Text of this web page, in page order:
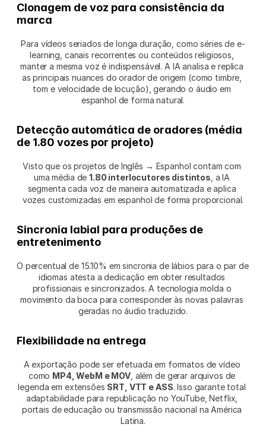
Clonagem de voz para consistência da
marca
Para vídeos seriados de longa duração, como séries de e-
learning, canais recorrentes ou conteúdos religiosos,
manter a mesma voz é indispensável. A IA analisa e replica
as principais nuances do orador de origem (como timbre,
tom e velocidade de locução), gerando o áudio em
espanhol de forma natural.
Detecção automática de oradores (média
de 1.80 vozes por projeto)
Visto que os projetos de Inglês → Espanhol contam com
uma média de 1.80 interlocutores distintos, a IA
segmenta cada voz de maneira automatizada e aplica
vozes customizadas em espanhol de forma proporcional.
Sincronia labial para produções de
entretenimento
O percentual de 15.10% em sincronia de lábios para o par de
idiomas atesta a dedicação em obter resultados
profissionais e sincronizados. A tecnologia molda o
movimento da boca para corresponder às novas palavras
geradas no áudio traduzido.
Flexibilidade na entrega
A exportação pode ser efetuada em formatos de vídeo
como MP4, WebM e MOV, além de gerar arquivos de
legenda em extensões SRT, VTT e ASS. Isso garante total
adaptabilidade para republicação no YouTube, Netflix,
portais de educação ou transmissão nacional na América
Latina.